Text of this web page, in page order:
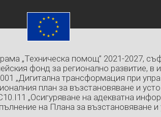
„Техническа помощ” 2021-2027,
фонд за регионално развитие, в
„Дигитална трансформация при
план за възстановяване и
„Осигуряване на адекватна
на Плана за възстановяване и